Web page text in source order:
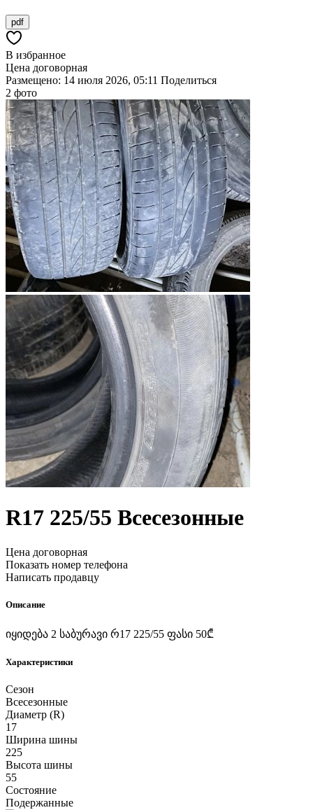
pdf
В избранное
Цена договорная
Размещено: 14 июля 2026, 05:11 Поделиться
2 фото
R17 225/55 Всесезонные
Цена договорная
Показать номер телефона
Написать продавцу
Описание
იყიდება 2 საბურავი რ17 225/55 ფასი 50₾
Характеристики
Сезон
Всесезонные
Диаметр (R)
17
Ширина шины
225
Высота шины
55
Состояние
Подержанные